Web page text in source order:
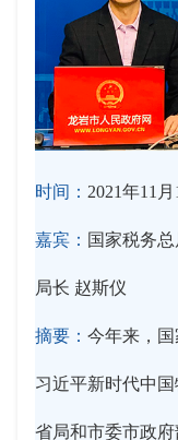
时间： 2021年11
嘉宾： 国家税务
局长 赵斯仪
摘要： 今年来，
习近平新时代中
省局和市委市政